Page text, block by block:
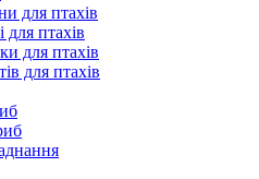
для птахів
для птахів
для птахів
для птахів